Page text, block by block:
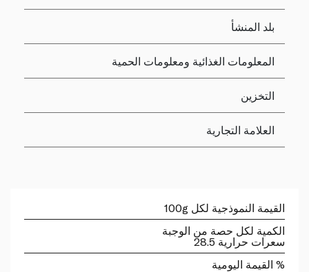
بلد المنشأ
المعلومات الغذائية ومعلومات الحمية
التخزين
العلامة التجارية
القيمة النموذجية لكل 100g
الكمية لكل حصة من الوجبة
سعرات حرارية 28.5
% القيمة اليومية